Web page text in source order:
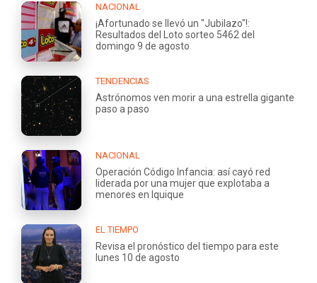
NACIONAL
¡Afortunado se llevó un "Jubilazo"!:
Resultados del Loto sorteo 5462 del
domingo 9 de agosto
TENDENCIAS
Astrónomos ven morir a una estrella gigante
paso a paso
NACIONAL
Operación Código Infancia: así cayó red
liderada por una mujer que explotaba a
menores en Iquique
EL TIEMPO
Revisa el pronóstico del tiempo para este
lunes 10 de agosto